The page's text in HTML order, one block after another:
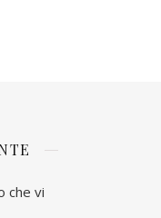
che vi